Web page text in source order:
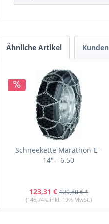
Ähnliche Artikel
Schneekette Marathon-E -
14" - 6.50
123,31 € 129,80 € *
(146,74 € inkl. 19% MwSt.)